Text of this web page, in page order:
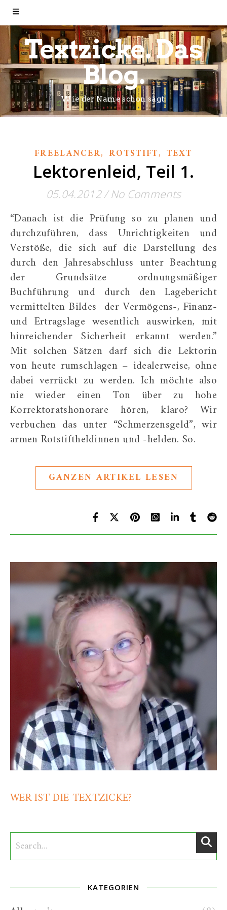
Textzicke. Das
Blog.
Wie der Name schon sagt.
FREELANCER,ROTSTIFT, TEXT
Lektorenleid, Teil 1.
05.04.2012/ No Comments
“Danach ist die Prüfung so zu planen und
durchzuführen, dass Unrichtigkeiten und
Verstöße, die sich auf die Darstellung des
durch den Jahresabschluss unter Beachtung
der Grundsätze ordnungsmäßiger
Buchführung und durch den Lagebericht
vermittelten Bildes der Vermögens-, Finanz-
und Ertragslage wesentlich auswirken, mit
hinreichender Sicherheit erkannt werden.”
Mit solchen Sätzen darf sich die Lektorin
von heute rumschlagen – idealerweise, ohne
dabei verrückt zu werden. Ich möchte also
nie wieder einen Ton über zu hohe
Korrektoratshonorare hören, klaro? Wir
verbuchen das unter “Schmerzensgeld”, wir
armen Rotstiftheldinnen und -helden. So.
GANZEN ARTIKEL LESEN
WER IST DIE TEXTZICKE?
KATEGORIEN